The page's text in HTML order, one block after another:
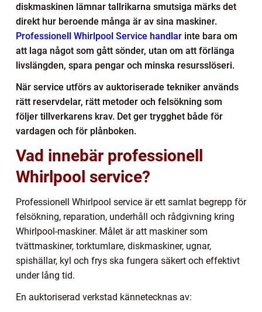
diskmaskinen lämnar tallrikarna smutsiga märks det
direkt hur beroende många är av sina maskiner.
Professionell Whirlpool Service handlar inte bara om
att laga något som gått sönder, utan om att förlänga
livslängden, spara pengar och minska resursslöseri.
När service utförs av auktoriserade tekniker används
rätt reservdelar, rätt metoder och felsökning som
följer tillverkarens krav. Det ger trygghet både för
vardagen och för plånboken.
Vad innebär professionell
Whirlpool service?
Professionell Whirlpool service är ett samlat begrepp för
felsökning, reparation, underhåll och rådgivning kring
Whirlpool-maskiner. Målet är att maskiner som
tvättmaskiner, torktumlare, diskmaskiner, ugnar,
spishällar, kyl och frys ska fungera säkert och effektivt
under lång tid.
En auktoriserad verkstad kännetecknas av: